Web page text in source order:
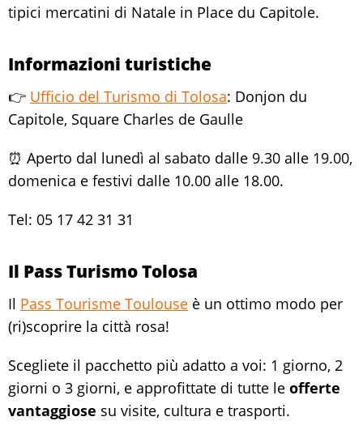
tipici mercatini di Natale in Place du Capitole.
Informazioni turistiche
👉 Ufficio del Turismo di Tolosa: Donjon du
Capitole, Square Charles de Gaulle
⏰ Aperto dal lunedì al sabato dalle 9.30 alle 19.00,
domenica e festivi dalle 10.00 alle 18.00.
Tel: 05 17 42 31 31
Il Pass Turismo Tolosa
Il Pass Tourisme Toulouse è un ottimo modo per
(ri)scoprire la città rosa!
Scegliete il pacchetto più adatto a voi: 1 giorno, 2
giorni o 3 giorni, e approfittate di tutte le offerte
vantaggiose su visite, cultura e trasporti.